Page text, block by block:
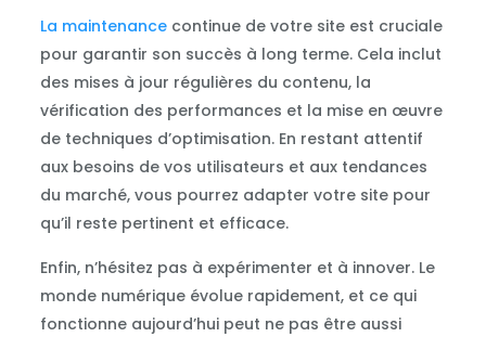
La maintenancecontinue de votre site est cruciale
pour garantir son succès à long terme. Cela inclut
des mises à jour régulières du contenu, la
vérification des performances et la mise en œuvre
de techniques d’optimisation. En restant attentif
aux besoins de vos utilisateurs et aux tendances
du marché, vous pourrez adapter votre site pour
qu’il reste pertinent et efficace.
Enfin, n’hésitez pas à expérimenter et à innover. Le
monde numérique évolue rapidement, et ce qui
fonctionne aujourd’hui peut ne pas être aussi